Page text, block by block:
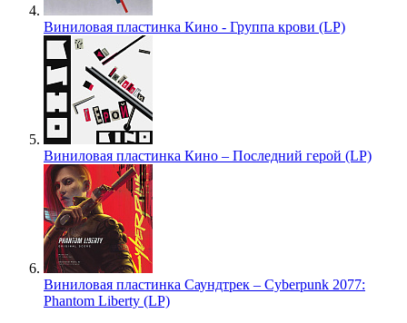
Виниловая пластинка Кино - Группа крови (LP)
Виниловая пластинка Кино – Последний герой (LP)
Виниловая пластинка Саундтрек – Cyberpunk 2077:
Phantom Liberty (LP)